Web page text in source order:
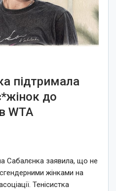
підтримала
до
WTA
Сабалєнка заявила, що не
жінками на
Тенісистка